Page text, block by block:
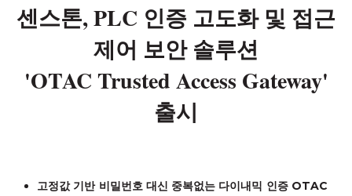
센스톤, PLC 인증 고도화 및 접근
제어 보안 솔루션
'OTAC Trusted Access Gateway'
출시
고정값 기반 비밀번호 대신 중복없는 다이내믹 인증 OTAC